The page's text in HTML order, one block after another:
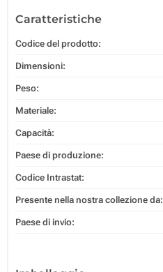
Caratteristiche
Codice del prodotto:
Dimensioni:
Peso:
Materiale:
Capacità:
Paese di produzione:
Codice Intrastat:
Presente nella nostra collezione da:
Paese di invio: